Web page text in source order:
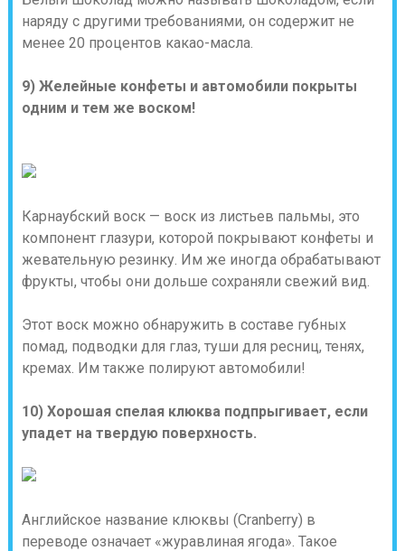
наряду с другими требованиями, он содержит не
менее 20 процентов какао-масла.
9) Желейные конфеты и автомобили покрыты
одним и тем же воском!
Карнаубский воск — воск из листьев пальмы, это
компонент глазури, которой покрывают конфеты и
жевательную резинку. Им же иногда обрабатывают
фрукты, чтобы они дольше сохраняли свежий вид.
Этот воск можно обнаружить в составе губных
помад, подводки для глаз, туши для ресниц, тенях,
кремах. Им также полируют автомобили!
10) Хорошая спелая клюква подпрыгивает, если
упадет на твердую поверхность.
Английское название клюквы (Cranberry) в
переводе означает «журавлиная ягода». Такое